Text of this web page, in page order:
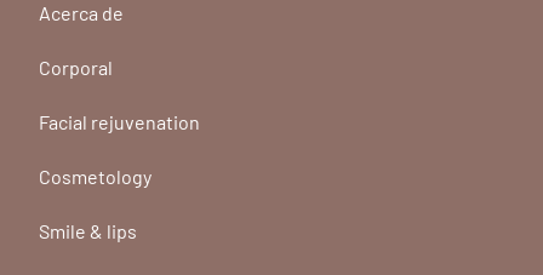
Acerca de
Corporal
Facial rejuvenation
Cosmetology
Smile & lips